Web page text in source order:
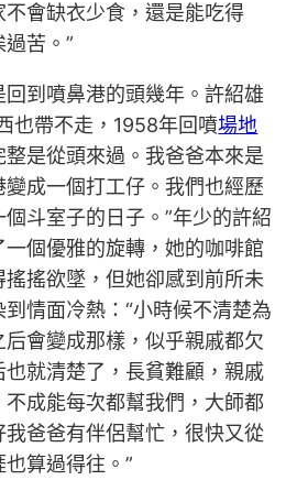
會缺衣少食，還是能吃得
苦。”
到噴鼻港的頭幾年。許紹雄
也帶不走，1958年回噴場地
整是從頭來過。我爸爸本來是
成一個打工仔。我們也經歷
斗室子的日子。”年少的許紹
個優雅的旋轉，她的咖啡館
搖欲墜，但她卻感到前所未
情面冷熱：“小時候不清楚為
會變成那樣，似乎親戚都欠
就清楚了，長貧難顧，親戚
成能每次都幫我們，大師都
我爸爸有伴侶幫忙，很快又從
算過得往。”